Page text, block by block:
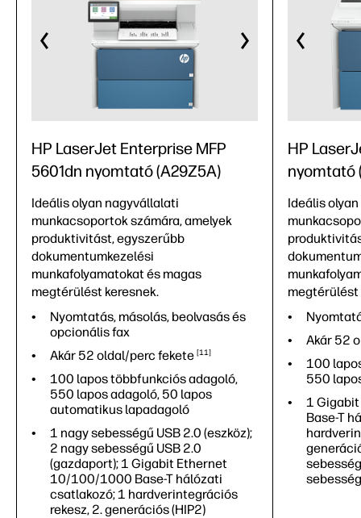
HP LaserJet Enterprise MFP
5601dn nyomtató (A29Z5A)
Ideális olyan nagyvállalati
munkacsoportok számára, amelyek
produktivitást, egyszerűbb
dokumentumkezelési
munkafolyamatokat és magas
megtérülést keresnek.
Nyomtatás, másolás, beolvasás és
opcionális fax
Akár 52 oldal/perc fekete 11
100 lapos többfunkciós adagoló,
550 lapos adagoló, 50 lapos
automatikus lapadagoló
1 nagy sebességű USB 2.0 (eszköz);
2 nagy sebességű USB 2.0
(gazdaport); 1 Gigabit Ethernet
10/100/1000 Base-T hálózati
csatlakozó; 1 hardverintegrációs
rekesz, 2. generációs (HIP2)
HP
nyomtató
Ideális
megtérülést
Akár 52
100
550
1
Base-T